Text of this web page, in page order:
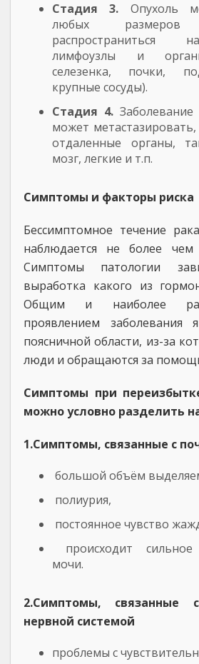
Стадия 3. Опухоль
любых
распространиться
лимфоузлы и
селезенка, почки,
крупные сосуды).
Стадия 4. Заболевание
может
отдаленные органы,
мозг, легкие и т.п.
Симптомы и факторы риска
Бессимптомное течение
наблюдается не более чем
Симптомы патологии
выработка какого из
Общим и наиболее
проявлением заболевания
поясничной области, из-за
люди и обращаются за
Симптомы при
можно условно разделить
1.Симптомы, связанные с
большой объём
полиурия,
постоянное чувство
происходит сильное
мочи.
2.Симптомы,
нервной системой
проблемы с